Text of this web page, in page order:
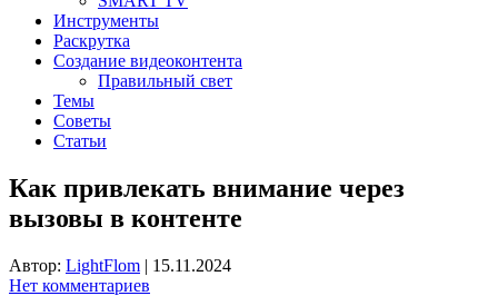
Инструменты
Раскрутка
Создание видеоконтента
Правильный свет
Темы
Советы
Статьи
Как привлекать внимание через
вызовы в контенте
Автор: LightFlom | 15.11.2024
Нет комментариев